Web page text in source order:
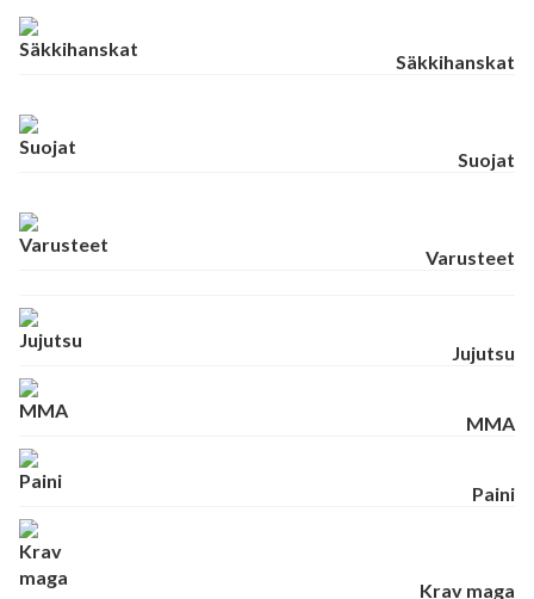
Säkkihanskat
Suojat
Varusteet
Jujutsu
MMA
Paini
Krav maga